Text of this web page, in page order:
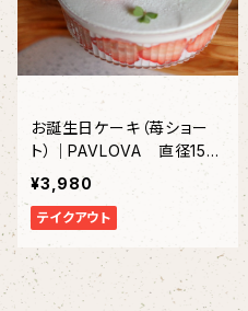
お誕生日ケーキ（苺ショー
ト）｜PAVLOVA 直径15c
m 〈約3～5名様〉
¥3,980
テイクアウト